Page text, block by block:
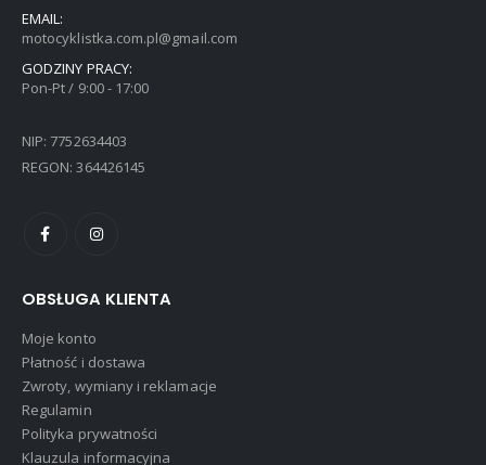
EMAIL:
motocyklistka.com.pl@gmail.com
GODZINY PRACY:
Pon-Pt / 9:00 - 17:00
NIP: 7752634403
REGON: 364426145
OBSŁUGA KLIENTA
Moje konto
Płatność i dostawa
Zwroty, wymiany i reklamacje
Regulamin
Polityka prywatności
Klauzula informacyjna